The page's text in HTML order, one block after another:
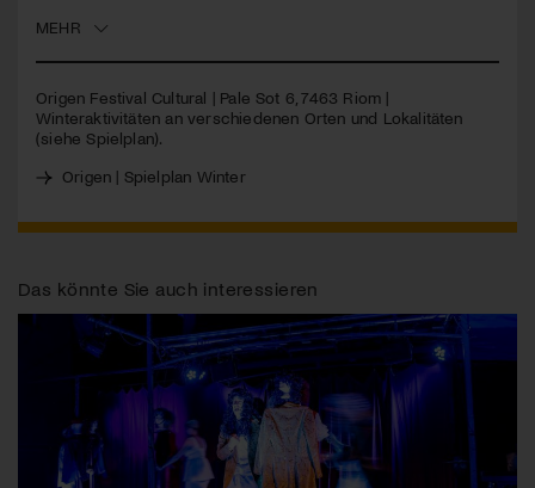
MEHR
Origen Festival Cultural | Pale Sot 6, 7463 Riom |
Winteraktivitäten an verschiedenen Orten und Lokalitäten
(siehe Spielplan).
Origen | Spielplan Winter
Das könnte Sie auch interessieren